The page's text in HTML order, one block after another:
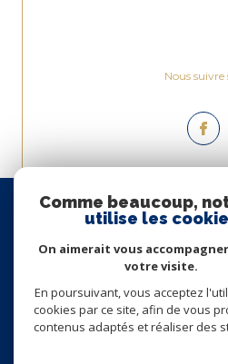
Nous
Se
Comme beaucoup,
utilise les
On aimerait vous
votre visite.
En poursuivant, vous acceptez
cookies par ce site, afin de vous
contenus adaptés et réaliser des